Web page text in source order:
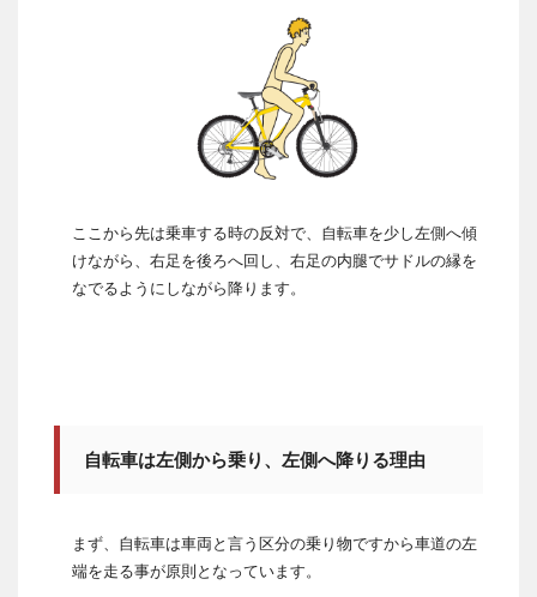
ここから先は乗車する時の反対で、自転車を少し左側へ傾
けながら、右足を後ろへ回し、右足の内腿でサドルの縁を
なでるようにしながら降ります。
自転車は左側から乗り、左側へ降りる理由
まず、自転車は車両と言う区分の乗り物ですから車道の左
端を走る事が原則となっています。